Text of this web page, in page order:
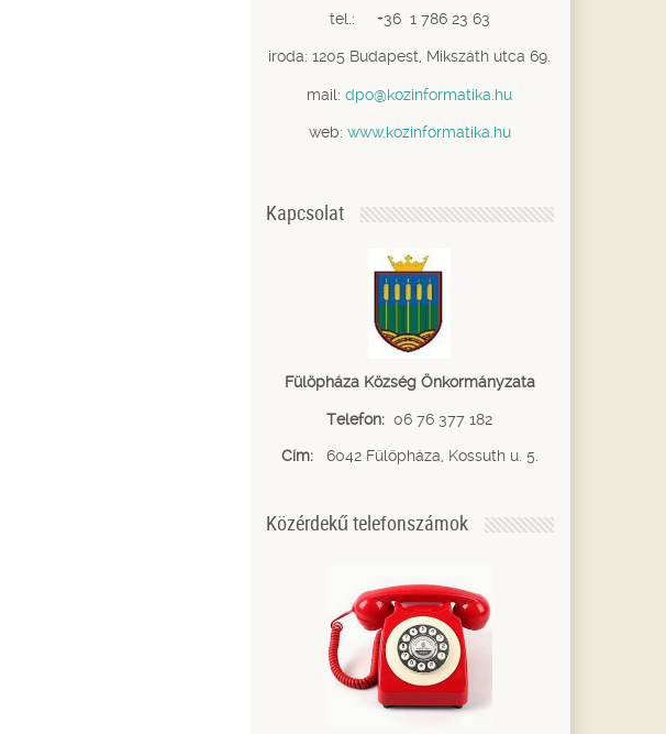
tel.: +36 1 786 23 63
iroda: 1205 Budapest, Mikszáth utca 69.
mail:dpo@kozinformatika.hu
web: www.kozinformatika.hu
Kapcsolat
Fülöpháza Község Önkormányzata
Telefon: 06 76 377 182
Cím: 6042 Fülöpháza, Kossuth u. 5.
Közérdekű telefonszámok